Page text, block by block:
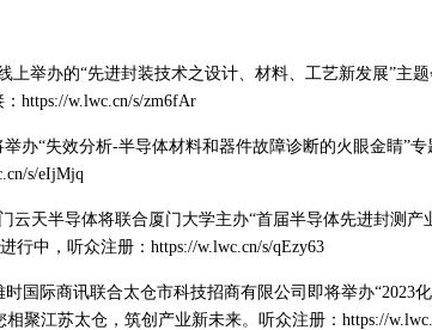
上举办的“先进封装技术之设计、材料、工艺新发展”主
https://w.lwc.cn/s/zm6fAr
举办“失效分析-半导体材料和器件故障诊断的火眼金睛”
s/eIjMjq
云天半导体将联合厦门大学主办“首届半导体先进封测产
行中，听众注册：https://w.lwc.cn/s/qEzy63
时国际商讯联合太仓市科技招商有限公司即将举办“2023
相聚江苏太仓，筑创产业新未来。听众注册：https://